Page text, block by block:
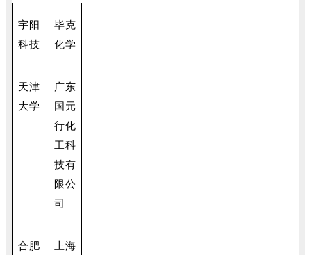
宇阳
科技
毕克
化学
天津
大学
广东
国元
行化
工科
技有
限公
司
合肥
上海